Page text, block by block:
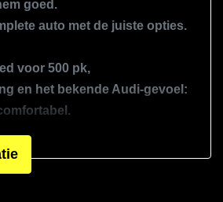
met correctie
goed.
auto met de juiste opties.
voor 500 pk,
en het bekende Audi-gevoel:
luchtvering en
wegklapbare trekhaak